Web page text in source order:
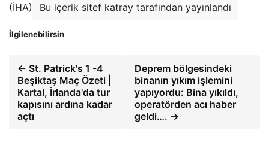
(İHA) Bu içerik sitef katray tarafından yayınlandı
İlgilenebilirsin
← St. Patrick's 1 -4
Beşiktaş Maç Özeti |
Kartal, İrlanda'da tur
kapısını ardına kadar
açtı
Deprem bölgesindeki
binanın yıkım işlemini
yapıyordu: Bina yıkıldı,
operatörden acı haber
geldi…. →